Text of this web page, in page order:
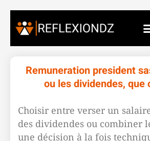
Remuneration president
ou les dividendes, que
Choisir entre verser un
des dividendes ou combiner
une décision à la fois